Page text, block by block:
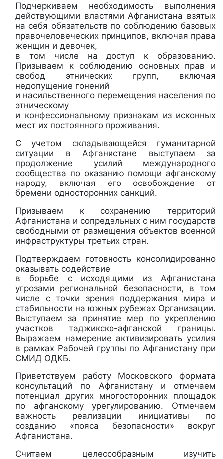
Подчеркиваем необходимость выполнения
действующими властями Афганистана взятых
на себя обязательств по соблюдению базовых
правочеловеческих принципов, включая права
женщин и девочек,
в том числе на доступ к образованию.
Призываем к соблюдению основных прав и
свобод этнических групп, включая
недопущение гонений
и насильственного перемещения населения по
этническому
и конфессиональному признакам из исконных
мест их постоянного проживания.
С учетом складывающейся гуманитарной
ситуации в Афганистане выступаем за
продолжение усилий международного
сообщества по оказанию помощи афганскому
народу, включая его освобождение от
бремени односторонних санкций.
Призываем к сохранению территорий
Афганистана и сопредельных с ним государств
свободными от размещения объектов военной
инфраструктуры третьих стран.
Подтверждаем готовность консолидированно
оказывать содействие
в борьбе с исходящими из Афганистана
угрозами региональной безопасности, в том
числе с точки зрения поддержания мира и
стабильности на южных рубежах Организации.
Выступаем за принятие мер по укреплению
участков таджикско-афганской границы.
Выражаем намерение активизировать усилия
в рамках Рабочей группы по Афганистану при
СМИД ОДКБ.
Приветствуем работу Московского формата
консультаций по Афганистану и отмечаем
потенциал других многосторонних площадок
по афганскому урегулированию. Отмечаем
важность реализации инициативы по
созданию «пояса безопасности» вокруг
Афганистана.
Считаем целесообразным изучить